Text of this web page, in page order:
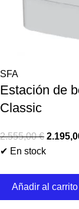
SFA
Estación de
Classic
2.555,00€
✔ En stock
Añadir al carrito